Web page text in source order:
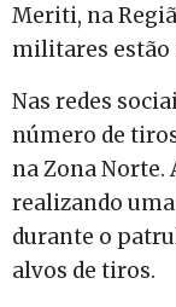
Meriti, na
militares estão
Nas redes
número de
na Zona Norte.
realizando
durante o
alvos de tiros.